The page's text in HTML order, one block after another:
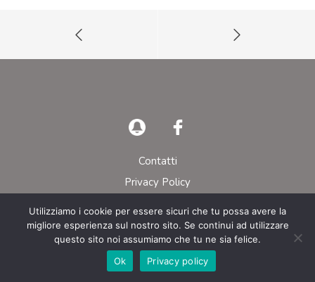
Contatti
Privacy Policy
© AIEOP – Tutti i diritti riservati
Utilizziamo i cookie per essere sicuri che tu possa avere la
migliore esperienza sul nostro sito. Se continui ad utilizzare
questo sito noi assumiamo che tu ne sia felice.
Ok
Privacy policy